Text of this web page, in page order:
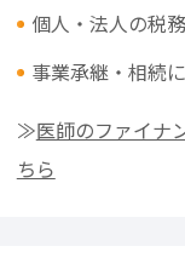
個人・法人の税
事業承継・相続
≫医師のファイナ
ちら